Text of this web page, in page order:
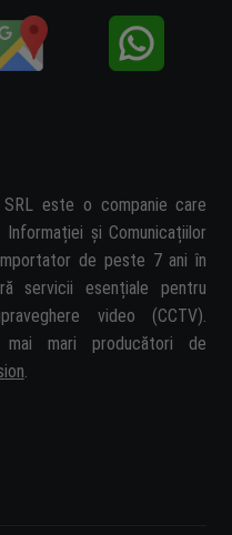
este o companie care
și Comunicațiilor
de peste 7 ani în
servicii esențiale pentru
video (CCTV).
mari producători de